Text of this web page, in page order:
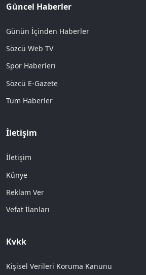
Güncel Haberler
Günün İçinden Haberler
Sözcü Web TV
Spor Haberleri
Sözcü E-Gazete
Tüm Haberler
İletişim
İletişim
Künye
Reklam Ver
Vefat İlanları
Kvkk
Kişisel Verileri Koruma Kanunu